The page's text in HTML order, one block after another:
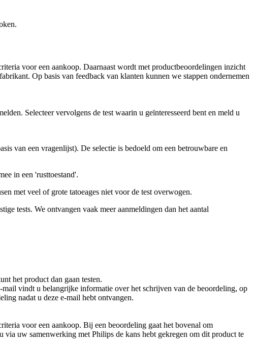
voor een aankoop. Daarnaast wordt met productbeoordelingen inzicht
Op basis van feedback van klanten kunnen we stappen ondernemen
Selecteer vervolgens de test waarin u geïnteresseerd bent en meld u
van een vragenlijst). De selectie is bedoeld om een betrouwbare en
in een 'rusttoestand'.
met veel of grote tatoeages niet voor de test overwogen.
tests. We ontvangen vaak meer aanmeldingen dan het aantal
het product dan gaan testen.
vindt u belangrijke informatie over het schrijven van de beoordeling, op
nadat u deze e-mail hebt ontvangen.
voor een aankoop. Bij een beoordeling gaat het bovenal om
uw samenwerking met Philips de kans hebt gekregen om dit product te